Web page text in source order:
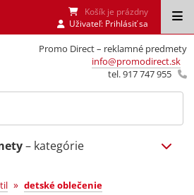
Promo Direct – reklamné predmety
info@promodirect.sk
tel. 917 747 955
Košík je prázdny
Uživateľ: Prihlásiť sa
– kategórie
» detské oblečenie